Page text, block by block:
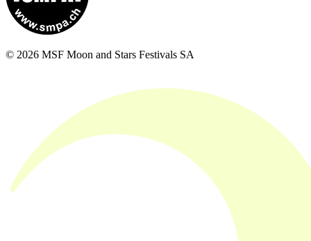
© 2026 MSF Moon and Stars Festivals SA